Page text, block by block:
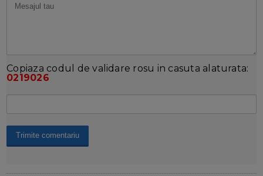
Copiaza codul de validare rosu in casuta alaturata:
0219026